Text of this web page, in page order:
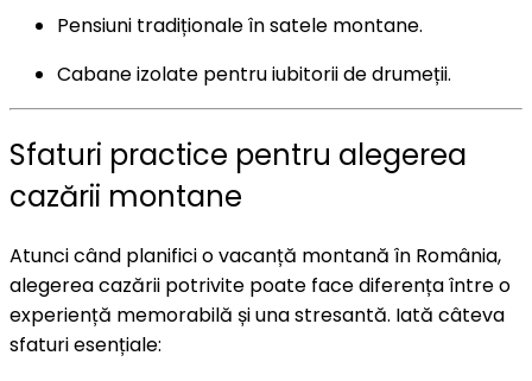
Pensiuni tradiționale în satele montane.
Cabane izolate pentru iubitorii de drumeții.
Sfaturi practice pentru alegerea
cazării montane
Atunci când planifici o vacanță montană în România,
alegerea cazării potrivite poate face diferența între o
experiență memorabilă și una stresantă. Iată câteva
sfaturi esențiale: